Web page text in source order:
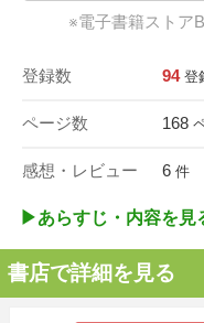
※電子書籍ストア
登録数 94 登
ページ数 168
感想・レビュー 6 件
▶︎あらすじ・内容を見
書店で詳細を見る